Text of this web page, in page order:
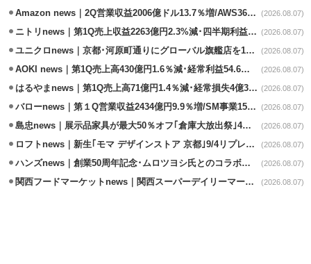
Amazon news｜2Q営業収益2006億ドル13.7％増/AWS36.8％％増が貢献 (2026.08.07)
ニトリnews｜第1Q売上収益2263億円2.3%減･四半期利益1.4％減 (2026.08.07)
ユニクロnews｜京都･河原町通りにグローバル旗艦店を11/6開設 (2026.08.07)
AOKI news｜第1Q売上高430億円1.6％減･経常利益54.6％減 (2026.08.07)
はるやまnews｜第1Q売上高71億円1.4％減･経常損失4億3800万円 (2026.08.07)
バローnews｜第１Q営業収益2434億円9.9％増/SM事業15.5％増と絶好調 (2026.08.07)
島忠news｜展示品家具が最大50％オフ｢倉庫大放出祭｣4店舗限定で開催 (2026.08.07)
ロフトnews｜新生｢モマ デザインストア 京都｣9/4リプレイスオープン (2026.08.07)
ハンズnews｜創業50周年記念･ムロツヨシ氏とのコラボ企画｢ムロハンズ｣開催 (2026.08.07)
関西フードマーケットnews｜関西スーパーデイリーマート蒲生店8/7改装 (2026.08.07)